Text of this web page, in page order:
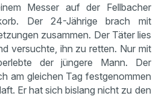
Messer auf der Fellbacher
Der 24-Jährige brach mit
zusammen. Der Täter lies
versuchte, ihn zu retten. Nur mit
der jüngere Mann. Der
am gleichen Tag festgenommen
Er hat sich bislang nicht zu den